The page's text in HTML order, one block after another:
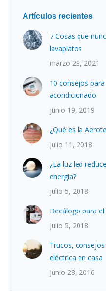
Artículos recientes
7 Cosas que
lavaplatos
marzo 29, 2021
10 consejos
acondicionado
junio 19, 2019
¿Qué es la
julio 11, 2018
¿La luz led
energía?
julio 5, 2018
Decálogo para
julio 5, 2018
Trucos,
eléctrica en casa
junio 28, 2016